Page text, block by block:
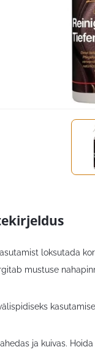
loksutada
mustuse
ja kuivas.